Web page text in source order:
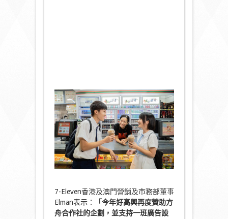
7-Eleven香港及澳門營銷及市務部董事
Elman表示：
「今年好高興再度贊助方
舟合作社的企劃，並支持一班廣告設